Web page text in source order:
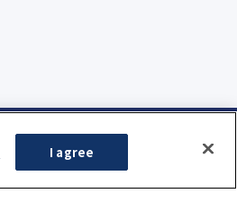
I agree